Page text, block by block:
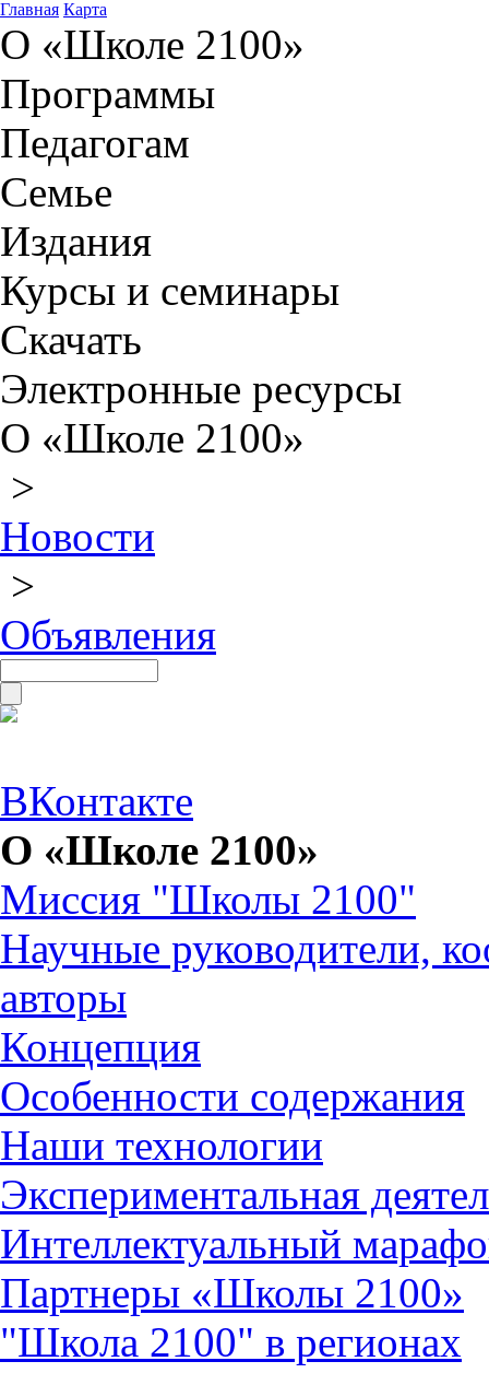
Главная Карта
О «Школе 2100»
Программы
Педагогам
Семье
Издания
Курсы и семинары
Скачать
Электронные ресурсы
О «Школе 2100»
>
Новости
>
Объявления
ВКонтакте
О «Школе 2100»
Миссия "Школы 2100"
Научные руководители,
авторы
Концепция
Особенности содержания
Наши технологии
Экспериментальная
Интеллектуальный
Партнеры «Школы 2100»
"Школа 2100" в регионах